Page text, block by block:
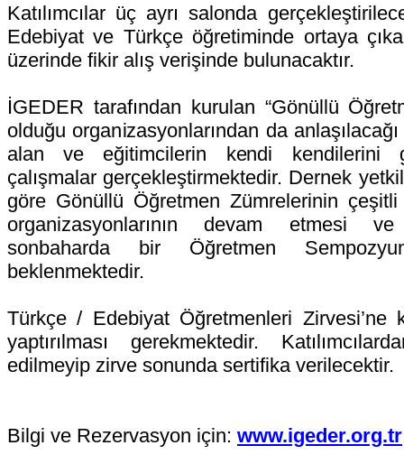
Katılımcılar üç ayrı salonda
Edebiyat ve Türkçe öğretiminde ortaya
üzerinde fikir alış verişinde bulunacaktır.
İGEDER tarafından kurulan “Gönüllü
olduğu organizasyonlarından da
alan ve eğitimcilerin kendi kendilerini
çalışmalar gerçekleştirmektedir. Dernek
göre Gönüllü Öğretmen Zümrelerinin
organizasyonlarının devam etmesi
sonbaharda bir Öğretmen
beklenmektedir.
Türkçe / Edebiyat Öğretmenleri Zirvesi’ne
yaptırılması gerekmektedir.
edilmeyip zirve sonunda sertifika verilecektir.
Bilgi ve Rezervasyon için: www.igeder.org.tr